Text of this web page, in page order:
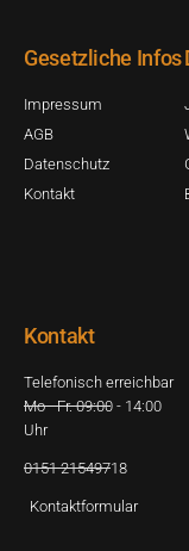
Gesetzliche Infos
Impressum
AGB
Datenschutz
Kontakt
Kontakt
Telefonisch erreichbar
Mo - Fr. 09:00 - 14:00
Uhr
0151 21549718
Kontaktformular